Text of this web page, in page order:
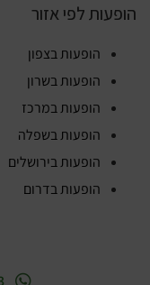
הופעות לפי אזור
הופעות בצפון
הופעות בשרון
הופעות במרכז
הופעות בשפלה
הופעות בירושלים
הופעות בדרום